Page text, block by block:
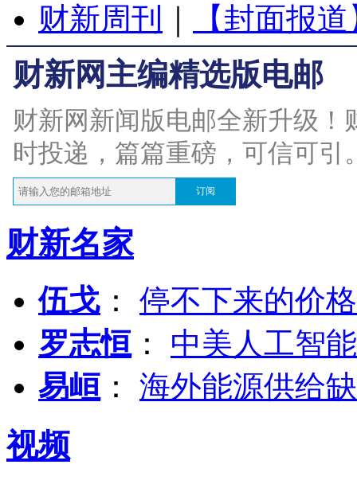
财新周刊
【封面报
财新网主编精选版电邮
财新网新闻版电邮全新升级
时投递，篇篇重磅，可信可引
订阅
财新名家
伍戈 ： 停不下来的价
罗志恒 ： 中美人工智
易峘 ： 海外能源供给
视频